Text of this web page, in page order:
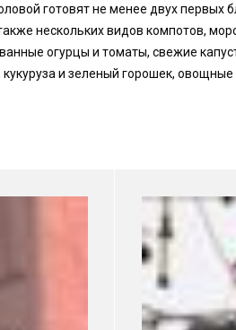
готовят не менее двух первых
нескольких видов компотов,
огурцы и томаты, свежие
и зеленый горошек, овощные